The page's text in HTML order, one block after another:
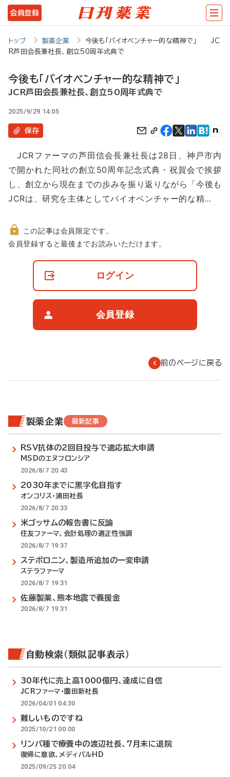
メ
イ
ツ
に
会員登録
トップ 製薬企業
今後も「バイオベンチャー的な精神で」 JC
R芦田会長兼社長、創立50周年式典で
今後も「バイオベンチャー的な精神で」
JCR芦田会長兼社長、創立50周年式典で
2025/9/29 14:05
保存
JCRファーマの芦田信会長兼社長は28日、神戸市内
で開かれた同社の創立50周年記念式典・祝賀会で挨拶
し、創立から現在までの歩みを振り返りながら「今後も
JCRは、研究を主体としてバイオベンチャー的な精…
非
この記事は会員限定です。
会員登録すると最後までお読みいただけます。
ログイン
会員登録
前のページに戻る
製薬企業 最新記事
RSV抗体の2回目投与で適応拡大申請
MSDのエヌフロンシア
2026/8/7 20:43
2030年までに黒字化目指す
オンコリス・浦田社長
2026/8/7 20:33
米ゴッサムの報告書に反論
住友ファーマ、会計処理の適正性強調
2026/8/7 19:37
ステボロニン、製造所追加の一変申請
ステラファーマ
2026/8/7 19:31
佐藤製薬、熊本地震で義援金
2026/8/7 19:31
自動検索（類似記事表示）
30年代に売上高1000億円、達成に自信
JCRファーマ・薗田新社長
2026/04/01 04:30
難しいものですね
2025/10/21 00:00
リンパ種で療養中の渡辺社長、7月末に退院
復帰に意欲、メディパルHD
2025/09/25 20:04